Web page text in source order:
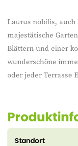
Laurus nobilis,
majestätische
Blättern und einer
wunderschöne
oder jeder Terrasse
Standort